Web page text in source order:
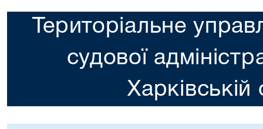
Територіальне
судової
Харкiвській